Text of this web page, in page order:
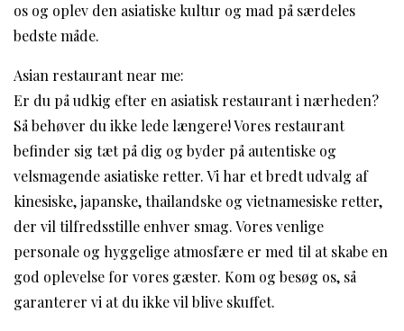
os og oplev den asiatiske kultur og mad på særdeles
bedste måde.
Asian restaurant near me:
Er du på udkig efter en asiatisk restaurant i nærheden?
Så behøver du ikke lede længere! Vores restaurant
befinder sig tæt på dig og byder på autentiske og
velsmagende asiatiske retter. Vi har et bredt udvalg af
kinesiske, japanske, thailandske og vietnamesiske retter,
der vil tilfredsstille enhver smag. Vores venlige
personale og hyggelige atmosfære er med til at skabe en
god oplevelse for vores gæster. Kom og besøg os, så
garanterer vi at du ikke vil blive skuffet.